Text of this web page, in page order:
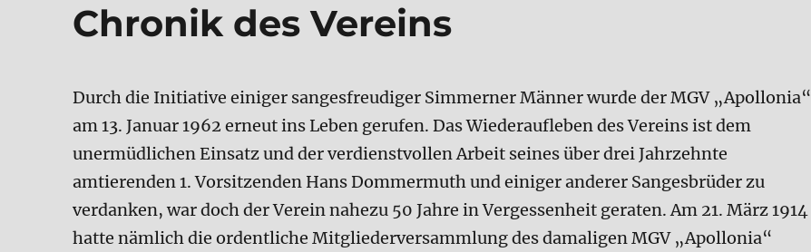
Chronik des Vereins
Durch die Initiative einiger sangesfreudiger Simmerner Männer wurde der MGV „Apollonia“
am 13. Januar 1962 erneut ins Leben gerufen. Das Wiederaufleben des Vereins ist dem
unermüdlichen Einsatz und der verdienstvollen Arbeit seines über drei Jahrzehnte
amtierenden 1. Vorsitzenden Hans Dommermuth und einiger anderer Sangesbrüder zu
verdanken, war doch der Verein nahezu 50 Jahre in Vergessenheit geraten. Am 21. März 1914
hatte nämlich die ordentliche Mitgliederversammlung des damaligen MGV „Apollonia“